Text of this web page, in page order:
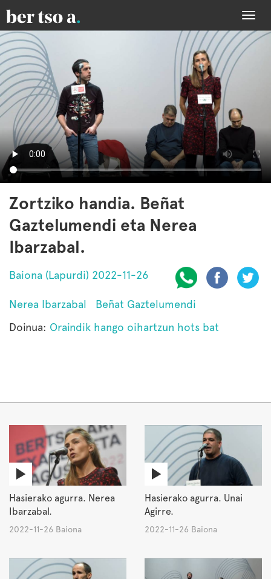
Zortziko handia. Beñat
Gaztelumendi eta Nerea
Ibarzabal.
Baiona (Lapurdi) 2022-11-26
Nerea Ibarzabal
Beñat Gaztelumendi
Doinua: Oraindik hango oihartzun hots bat
Hasierako agurra. Nerea
Ibarzabal.
2022-11-26 Baiona
Hasierako agurra. Unai
Agirre.
2022-11-26 Baiona